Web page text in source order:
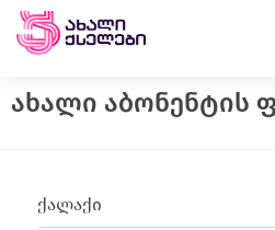
ახალი აბონენტის
ქალაქი